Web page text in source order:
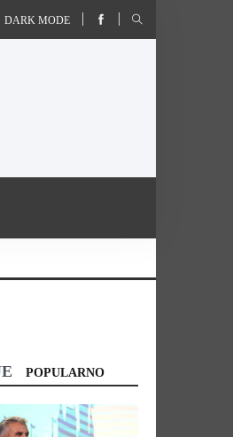
DARK MODE
POPULARNO